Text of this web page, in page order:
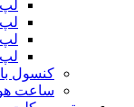
لپ
کنسول
ساعت